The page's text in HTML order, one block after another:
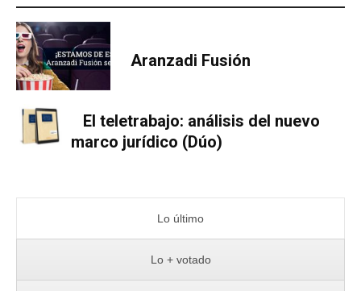
Aranzadi Fusión
El teletrabajo: análisis del nuevo
marco jurídico (Dúo)
Lo último
Lo + votado